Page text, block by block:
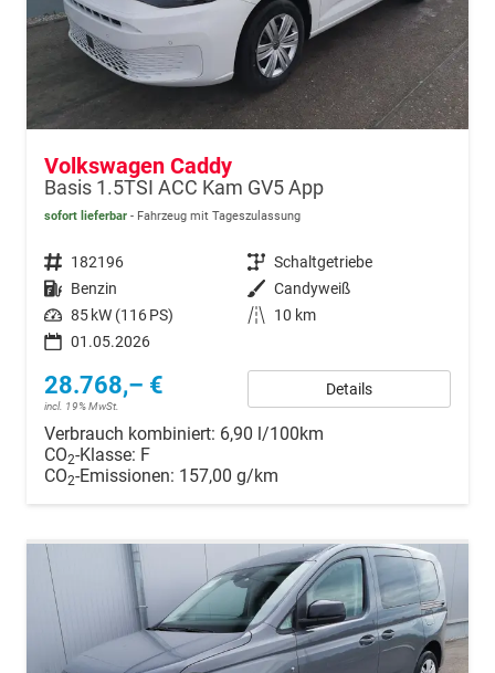
Volkswagen Caddy
Basis 1.5TSI ACC Kam GV5 App
sofort lieferbar Fahrzeug mit Tageszulassung
Fahrzeugnr. 182196 Getriebe Schaltgetriebe
Kraftstoff Benzin Außenfarbe Candyweiß
Leistung 85 kW (116 PS) Kilometerstand
10 km
01.05.2026
28.768,– €
incl. 19% MwSt.
Details
Verbrauch kombiniert: 6,90 l/100km
CO2-Klasse: F
CO2-Emissionen: 157,00 g/km